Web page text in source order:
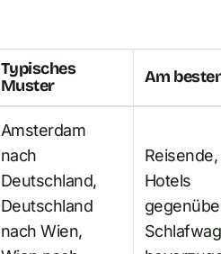
Typisches
Muster
Am
Amsterdam
nach
Deutschland,
Deutschland
nach Wien,
Hotels